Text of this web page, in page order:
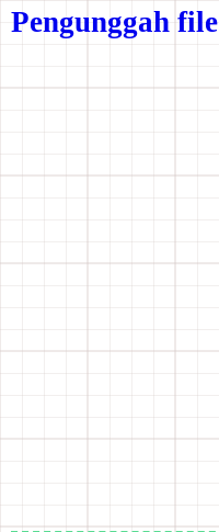
Pengunggah file